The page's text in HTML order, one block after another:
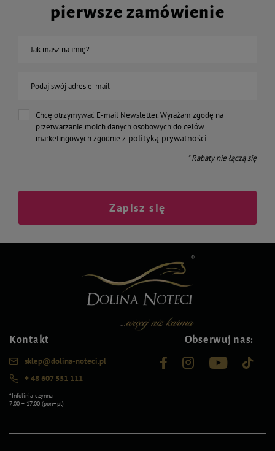
pierwsze zamówienie
Jak masz na imię?
Podaj swój adres e-mail
Chcę otrzymywać E-mail Newsletter. Wyrażam zgodę na
przetwarzanie moich danych osobowych do celów
marketingowych zgodnie z polityką prywatności
* Rabaty nie łączą się
Zapisz się
Kontakt
sklep@dolina-noteci.pl
+ 48 607 551 111
*Infolinia czynna
7:00 – 17:00 (pon–pt)
Obserwuj nas: